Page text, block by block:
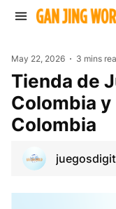
May 22, 2026 3 mins
Tienda de Juegos Digitales PS5
Colombia y
Colombia